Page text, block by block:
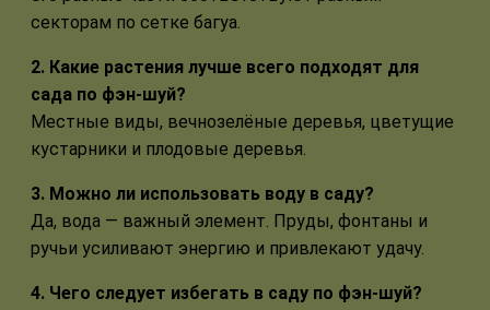
секторам по сетке багуа.
2. Какие растения лучше всего подходят для
сада по фэн-шуй?
Местные виды, вечнозелёные деревья, цветущие
кустарники и плодовые деревья.
3. Можно ли использовать воду в саду?
Да, вода — важный элемент. Пруды, фонтаны и
ручьи усиливают энергию и привлекают удачу.
4. Чего следует избегать в саду по фэн-шуй?